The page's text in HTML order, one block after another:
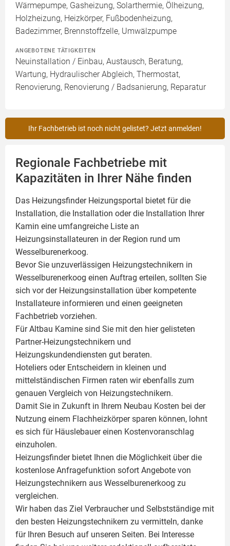
Wärmepumpe, Gasheizung, Solarthermie, Ölheizung,
Holzheizung, Heizkörper, Fußbodenheizung,
Badezimmer, Brennstoffzelle, Umwälzpumpe
ANGEBOTENE TÄTIGKEITEN
Neuinstallation / Einbau, Austausch, Beratung,
Wartung, Hydraulischer Abgleich, Thermostat,
Renovierung, Renovierung / Badsanierung, Reparatur
Ihr Fachbetrieb ist noch nicht gelistet? Jetzt anmelden!
Regionale Fachbetriebe mit
Kapazitäten in Ihrer Nähe finden
Das Heizungsfinder Heizungsportal bietet für die
Installation, die Installation oder die Installation Ihrer
Kamin eine umfangreiche Liste an
Heizungsinstallateuren in der Region rund um
Wesselburenerkoog.
Bevor Sie unzuverlässigen Heizungstechnikern in
Wesselburenerkoog einen Auftrag erteilen, sollten Sie
sich vor der Heizungsinstallation über kompetente
Installateure informieren und einen geeigneten
Fachbetrieb vorziehen.
Für Altbau Kamine sind Sie mit den hier gelisteten
Partner-Heizungstechnikern und
Heizungskundendiensten gut beraten.
Hoteliers oder Entscheidern in kleinen und
mittelständischen Firmen raten wir ebenfalls zum
genauen Vergleich von Heizungstechnikern.
Damit Sie in Zukunft in Ihrem Neubau Kosten bei der
Nutzung einem Flachheizkörpersparen können, lohnt
es sich für Häuslebauer einen Kostenvoranschlag
einzuholen.
Heizungsfinder bietet Ihnen die Möglichkeit über die
kostenlose Anfragefunktion sofort Angebote von
Heizungstechnikern aus Wesselburenerkoog zu
vergleichen.
Wir haben das Ziel Verbraucher und Selbstständige mit
den besten Heizungstechnikern zu vermitteln, danke
für Ihren Besuch auf unseren Seiten. Bei Interesse